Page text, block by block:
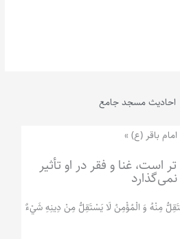
احادیث مسجد جامع
امام باقر (ع) »
است، غنا و فقر در او تأثیر
نمی‌گذارد
مِنْهُ وَ الْمُؤْمِنُ لَا يَسْتَقِلُّ مِنْ دِينِهِ شَيْ‌ءٌ